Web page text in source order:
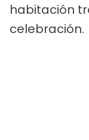
habitación
celebración.